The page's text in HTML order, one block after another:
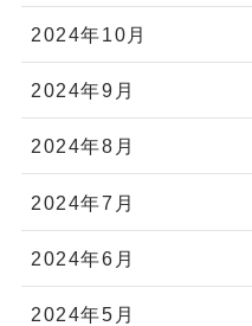
2024年10月
2024年9月
2024年8月
2024年7月
2024年6月
2024年5月